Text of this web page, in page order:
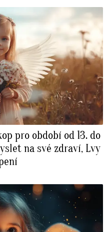
pro období od 13. do
na své zdraví, Lvy